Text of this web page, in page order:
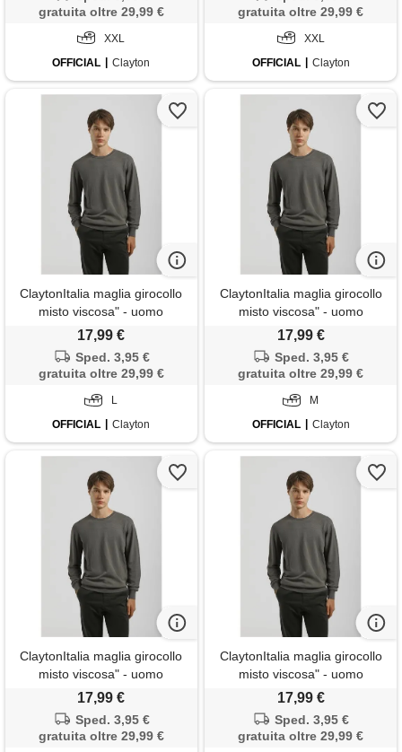
gratuita oltre 29,99 €
XXL
OFFICIAL
Clayton
gratuita oltre 29,99 €
XXL
OFFICIAL
Clayton
ClaytonItalia maglia girocollo
misto viscosa" - uomo
17,99 €
Sped. 3,95 €
gratuita oltre 29,99 €
L
OFFICIAL
Clayton
ClaytonItalia maglia girocollo
misto viscosa" - uomo
17,99 €
Sped. 3,95 €
gratuita oltre 29,99 €
M
OFFICIAL
Clayton
ClaytonItalia maglia girocollo
misto viscosa" - uomo
17,99 €
Sped. 3,95 €
gratuita oltre 29,99 €
ClaytonItalia maglia girocollo
misto viscosa" - uomo
17,99 €
Sped. 3,95 €
gratuita oltre 29,99 €